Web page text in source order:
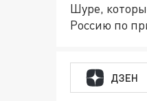
Шуре,
Россию по
ДЗЕН